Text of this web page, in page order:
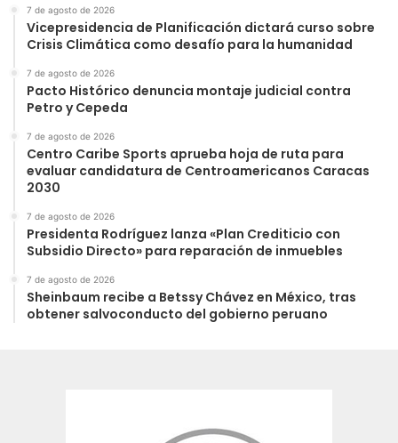
7 de agosto de 2026
Vicepresidencia de Planificación dictará curso sobre
Crisis Climática como desafío para la humanidad
7 de agosto de 2026
Pacto Histórico denuncia montaje judicial contra
Petro y Cepeda
7 de agosto de 2026
Centro Caribe Sports aprueba hoja de ruta para
evaluar candidatura de Centroamericanos Caracas
2030
7 de agosto de 2026
Presidenta Rodríguez lanza «Plan Crediticio con
Subsidio Directo» para reparación de inmuebles
7 de agosto de 2026
Sheinbaum recibe a Betssy Chávez en México, tras
obtener salvoconducto del gobierno peruano